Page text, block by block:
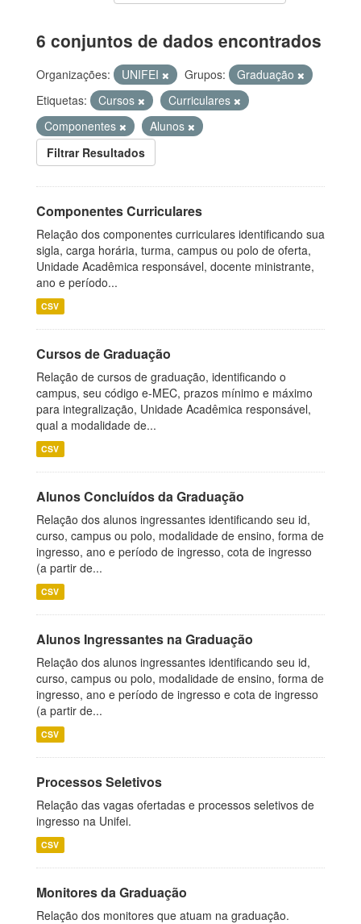
6 conjuntos de dados encontrados
Organizações: UNIFEI Grupos:
Graduação
Etiquetas:
Cursos
Curriculares
Componentes
Alunos
Filtrar Resultados
Componentes Curriculares
Relação dos componentes curriculares identificando sua
sigla, carga horária, turma, campus ou polo de oferta,
Unidade Acadêmica responsável, docente ministrante,
ano e período...
CSV
Cursos de Graduação
Relação de cursos de graduação, identificando o
campus, seu código e-MEC, prazos mínimo e máximo
para integralização, Unidade Acadêmica responsável,
qual a modalidade de...
CSV
Alunos Concluídos da Graduação
Relação dos alunos ingressantes identificando seu id,
curso, campus ou polo, modalidade de ensino, forma de
ingresso, ano e período de ingresso, cota de ingresso
(a partir de...
CSV
Alunos Ingressantes na Graduação
Relação dos alunos ingressantes identificando seu id,
curso, campus ou polo, modalidade de ensino, forma de
ingresso, ano e período de ingresso e cota de ingresso
(a partir de...
CSV
Processos Seletivos
Relação das vagas ofertadas e processos seletivos de
ingresso na Unifei.
CSV
Monitores da Graduação
Relação dos monitores que atuam na graduação.